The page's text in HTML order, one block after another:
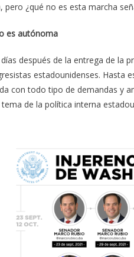
pero ¿qué no es esta marcha
es autónoma
después de la entrega de la
estadounidenses. Hasta
con todo tipo de demandas y
de la política interna